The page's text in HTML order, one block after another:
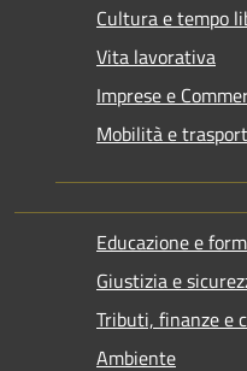
Cultura e tempo
Vita lavorativa
Imprese e
Mobilità e
Educazione e
Giustizia e
Tributi, finanze e
Ambiente